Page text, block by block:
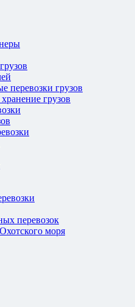
перевозки грузов
грузов
перевозок
моря